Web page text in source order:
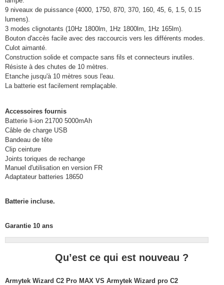
9 niveaux de puissance (4000, 1750, 870, 370, 160, 45, 6, 1.5, 0.15
lumens).
3 modes clignotants (10Hz 1800lm, 1Hz 1800lm, 1Hz 165lm).
Bouton d'accès facile avec des raccourcis vers les différents modes.
Culot aimanté.
Construction solide et compacte sans fils et connecteurs inutiles.
Résiste à des chutes de 10 mètres.
Etanche jusqu'à 10 mètres sous l'eau.
La batterie est facilement remplaçable.
Accessoires fournis
Batterie li-ion 21700 5000mAh
Câble de charge USB
Bandeau de tête
Clip ceinture
Joints toriques de rechange
Manuel d'utilisation en version FR
Adaptateur batteries 18650
Batterie incluse.
Garantie 10 ans
Qu’est ce qui est nouveau ?
Armytek Wizard C2 Pro MAX VS Armytek Wizard pro C2